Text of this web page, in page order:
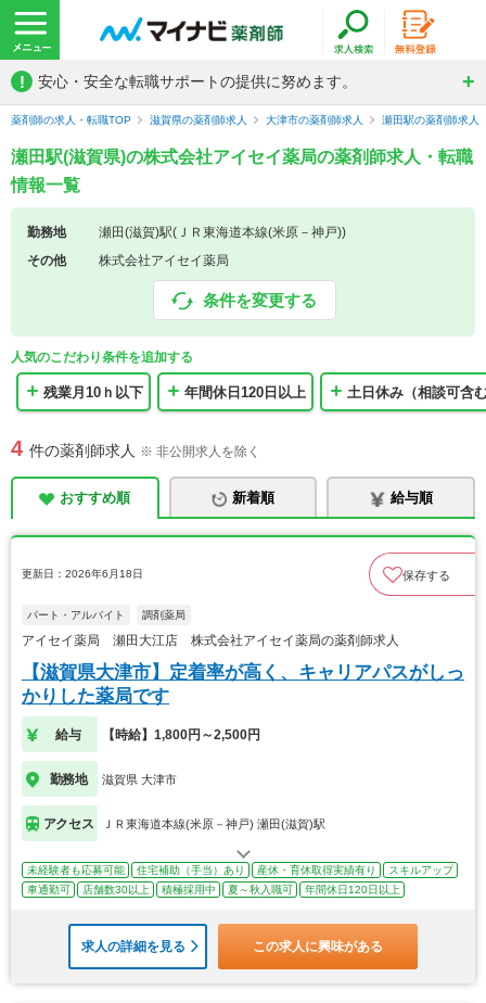
! 安心・安全な転職サポートの提供に努めます。
薬剤師の求人・転職TOP 滋賀県の薬剤師求人 大津市の薬剤師求人 瀬田駅の薬剤師求人
瀬田駅(滋賀県)の株式会社アイセイ薬局の薬剤師求人・転職
情報一覧
勤務地
瀬田(滋賀)駅(ＪＲ東海道本線(米原－神戸))
その他
株式会社アイセイ薬局
条件を変更する
人気のこだわり条件を追加する
残業月10ｈ以下 年間休日120日以上 土日休み（相談可含
4 件の薬剤師求人 ※ 非公開求人を除く
おすすめ順 新着順 給与順
更新日：2026年6月18日 保存する
パート・アルバイト 調剤薬局
アイセイ薬局 瀬田大江店 株式会社アイセイ薬局の薬剤師求人
【滋賀県大津市】定着率が高く、キャリアパスがしっ
かりした薬局です
給与 【時給】1,800円～2,500円
勤務地 滋賀県 大津市
アクセス ＪＲ東海道本線(米原－神戸) 瀬田(滋賀)駅
未経験者も応募可能 住宅補助（手当）あり 産休・育休取得実績有り
スキルアップ
車通勤可
店舗数30以上 積極採用中 夏～秋入職可 年間休日120日以上
求人の詳細を見る この求人に興味がある